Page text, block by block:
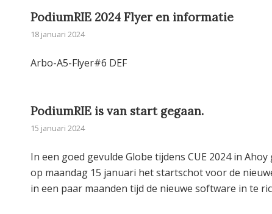
PodiumRIE 2024 Flyer en informatie
18 januari 2024
Arbo-A5-Flyer#6 DEF
PodiumRIE is van start gegaan.
15 januari 2024
In een goed gevulde Globe tijdens CUE 2024 in
op maandag 15 januari het startschot voor de
in een paar maanden tijd de nieuwe software in te